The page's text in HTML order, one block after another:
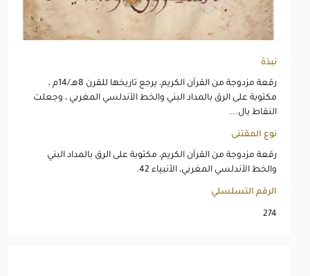
نبذة
رقعة مزدوجة من القرآن الكريم، يرجع تاريخها للقرن 8هـ/14م ،
مكتوبة على الرق بالمداد البني والخط الأندلسي المغربي ، وجعلت
النقاط بال...
نوع المقتنى
رقعة مزدوجة من القرآن الكريم، مكتوبة على الرق بالمداد البني
والخط الأندلسي المغربي، الأنبياء 42.
الرقم التسلسلي
274